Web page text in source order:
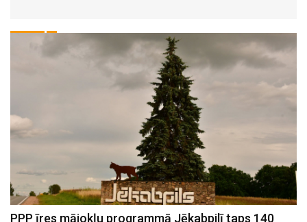
PPP īres mājokļu programmā Jēkabpilī taps 140